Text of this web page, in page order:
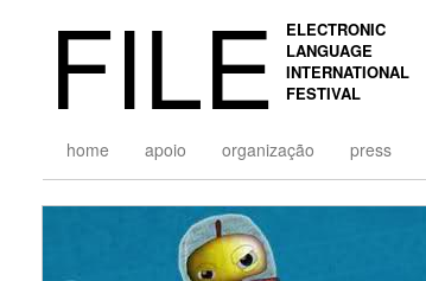
FILE
ELECTRONIC
LANGUAGE
INTERNATIONAL
FESTIVAL
home apoio organização press